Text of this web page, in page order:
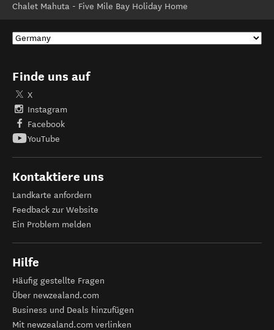
Chalet Mahuta - Five Mile Bay Holiday Home
Finde uns auf
X
Instagram
Facebook
YouTube
Kontaktiere uns
Landkarte anfordern
Feedback zur Website
Ein Problem melden
Hilfe
Häufig gestellte Fragen
Über newzealand.com
Business und Deals hinzufügen
Mit newzealand.com verlinken